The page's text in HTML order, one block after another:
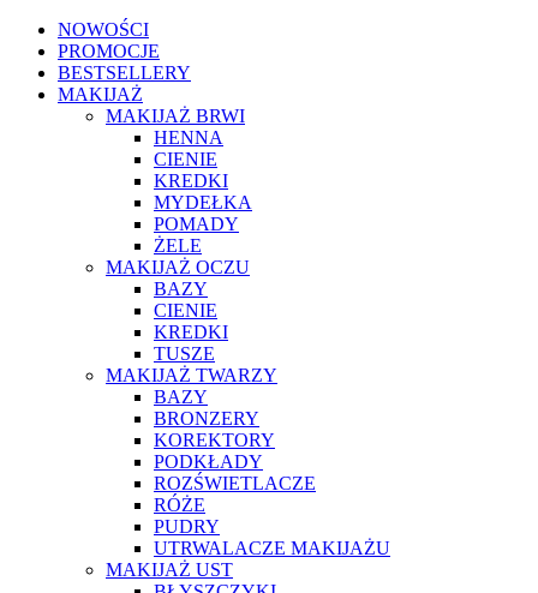
NOWOŚCI
PROMOCJE
BESTSELLERY
MAKIJAŻ
MAKIJAŻ BRWI
HENNA
CIENIE
KREDKI
MYDEŁKA
POMADY
ŻELE
MAKIJAŻ OCZU
BAZY
CIENIE
KREDKI
TUSZE
MAKIJAŻ TWARZY
BAZY
BRONZERY
KOREKTORY
PODKŁADY
ROZŚWIETLACZE
RÓŻE
PUDRY
UTRWALACZE MAKIJAŻU
MAKIJAŻ UST